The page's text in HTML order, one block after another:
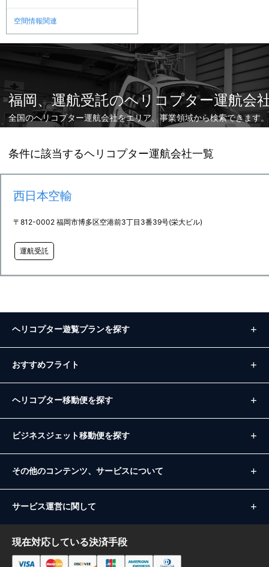
空間情報関連
福岡、運航受託のヘリコプター運航会
全国のヘリコプター運航会社をエリア、事業領域から検索できます。
条件に該当するヘリコプター運航会社一覧
西日本空輸
〒812-0002 福岡市博多区空港前3丁目3番39号(栄大ビル)
運航受託
ヘリコプター遊覧プランを探す
おすすめフライト
ヘリコプター移動便を探す
ビジネスジェット移動便を探す
その他のコンテンツ、サービスについて
サービス運営に関して
現在対応している決済手段